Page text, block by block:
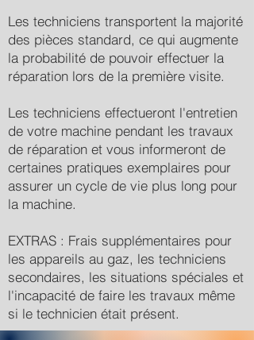
Les techniciens transportent la majorité
des pièces standard, ce qui augmente
la probabilité de pouvoir effectuer la
réparation lors de la première visite.
Les techniciens effectueront l'entretien
de votre machine pendant les travaux
de réparation et vous informeront de
certaines pratiques exemplaires pour
assurer un cycle de vie plus long pour
la machine.
EXTRAS : Frais supplémentaires pour
les appareils au gaz, les techniciens
secondaires, les situations spéciales et
l'incapacité de faire les travaux même
si le technicien était présent.